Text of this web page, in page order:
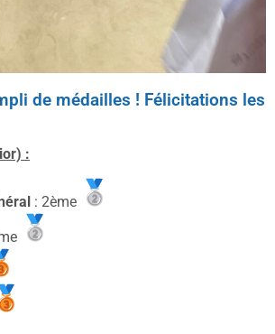
de médailles ! Félicitations les
:
: 2ème